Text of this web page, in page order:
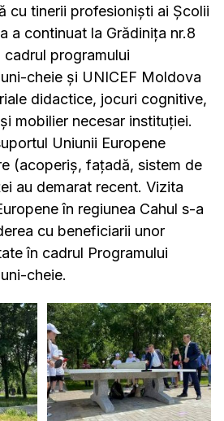
cu tinerii profesioniști ai Școlii
a continuat la Grădinița nr.8
cadrul programului
cheie și UNICEF Moldova
didactice, jocuri cognitive,
mobilier necesar instituției.
Uniunii Europene
(acoperiș, fațadă, sistem de
au demarat recent. Vizita
în regiunea Cahul s-a
cu beneficiarii unor
în cadrul Programului
cheie.